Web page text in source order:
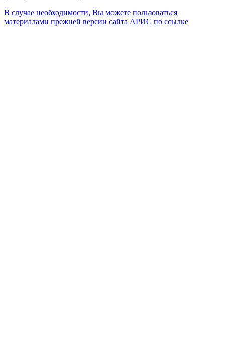
В случае необходимости, Вы можете пользоваться
материалами прежней версии сайта АРИС по ссылке